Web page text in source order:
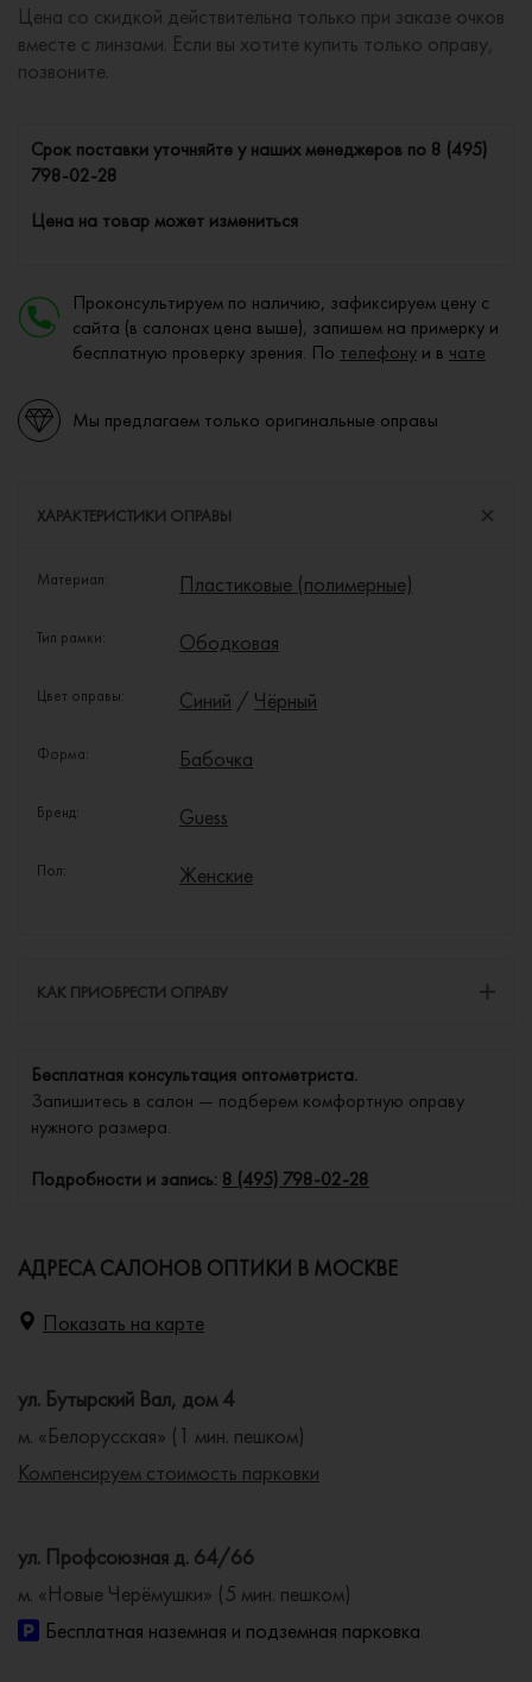
Цена со скидкой действительна только при заказе очков
вместе с линзами. Если вы хотите купить только оправу,
позвоните.
Cрок поставки уточняйте у наших менеджеров по 8 (495)
798-02-28
Цена на товар может измениться
Проконсультируем по наличию, зафиксируем цену с
сайта (в салонах цена выше), запишем на примерку и
бесплатную проверку зрения. По телефону и в чате
Мы предлагаем только оригинальные оправы
ХАРАКТЕРИСТИКИ ОПРАВЫ
Материал: Пластиковые (полимерные)
Тип рамки: Ободковая
Цвет оправы: Синий / Чёрный
Форма: Бабочка
Бренд: Guess
Пол: Женские
КАК ПРИОБРЕСТИ ОПРАВУ
Бесплатная консультация оптометриста.
Запишитесь в салон — подберем комфортную оправу
нужного размера.
Подробности и запись: 8 (495) 798-02-28
АДРЕСА САЛОНОВ ОПТИКИ В МОСКВЕ
Показать на карте
ул. Бутырский Вал, дом 4
м. «Белорусская» (1 мин. пешком)
Компенсируем стоимость парковки
ул. Профсоюзная д. 64/66
м. «Новые Черёмушки» (5 мин. пешком)
Бесплатная наземная и подземная парковка